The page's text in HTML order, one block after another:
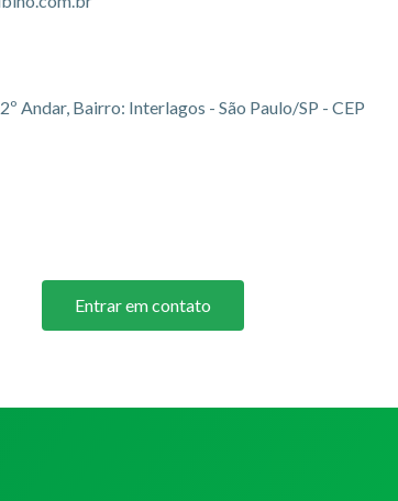
Andar, Bairro: Interlagos - São Paulo/SP - CEP
Entrar em contato